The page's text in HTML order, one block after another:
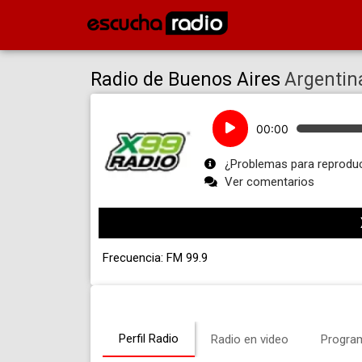
Radio de Buenos Aires
Reproductor
de
audio
00:00
¿Problemas para
Ver comentarios
Frecuencia: FM 99.9
Perfil Radio Radio en video